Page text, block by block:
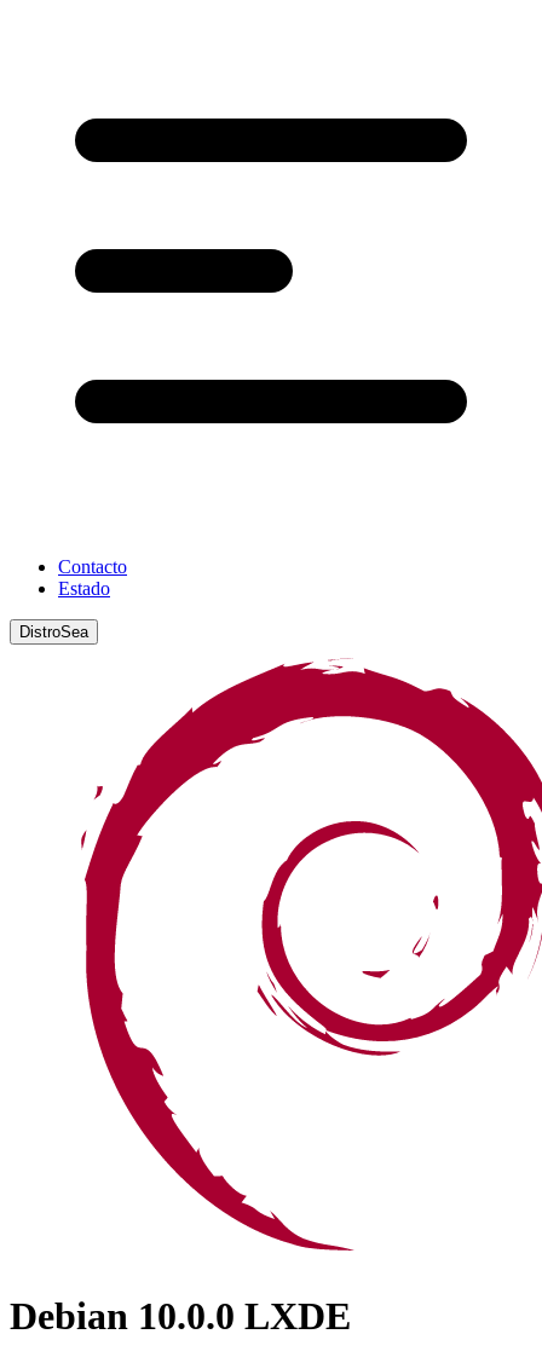
Contacto
Estado
DistroSea
Debian 10.0.0 LXDE